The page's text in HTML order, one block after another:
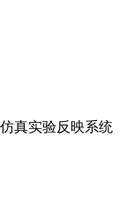
真实验反映系统